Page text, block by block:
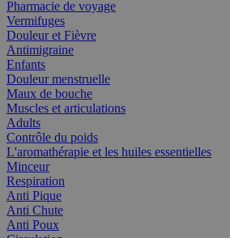
Pharmacie de voyage
Vermifuges
Douleur et Fièvre
Antimigraine
Enfants
Douleur menstruelle
Maux de bouche
Muscles et articulations
Adults
Contrôle du poids
L'aromathérapie et les huiles essentielles
Minceur
Respiration
Anti Pique
Anti Chute
Anti Poux